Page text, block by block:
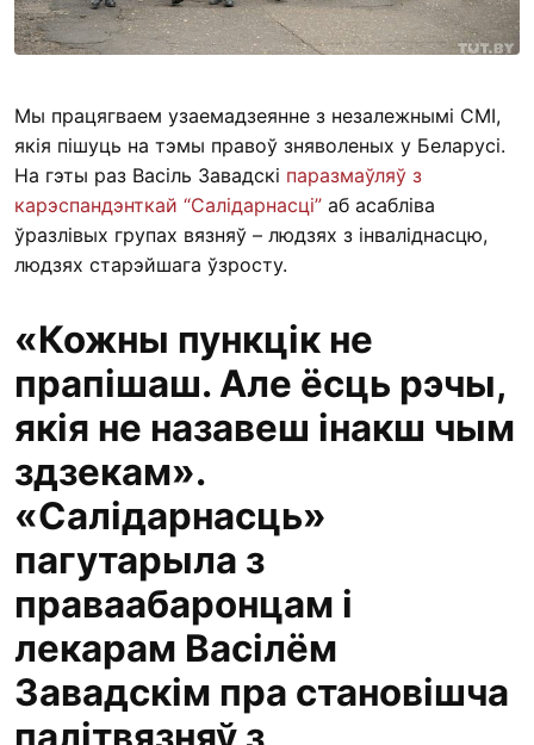
Мы працягваем узаемадзеянне з незалежнымі СМІ,
якія пішуць на тэмы правоў зняволеных у Беларусі.
На гэты раз Васіль Завадскі паразмаўляў з
карэспандэнткай “Салідарнасці” аб асабліва
ўразлівых групах вязняў – людзях з інваліднасцю,
людзях старэйшага ўзросту.
«Кожны пункцік не
прапішаш. Але ёсць рэчы,
якія не назавеш інакш чым
здзекам».
«Салідарнасць»
пагутарыла з
праваабаронцам і
лекарам Васілём
Завадскім пра становішча